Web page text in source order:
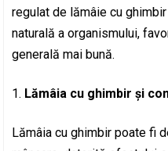
regulat de lămâie cu
naturală a organismului,
generală mai bună.
Lămâia cu ghimbir și
Lămâia cu ghimbir poate fi